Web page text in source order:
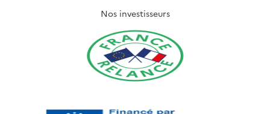
Nos investisseurs